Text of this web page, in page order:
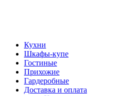
Кухни
Шкафы-купе
Гостиные
Прихожие
Гардеробные
Доставка и оплата